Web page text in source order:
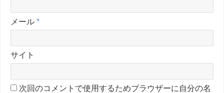
メール *
サイト
次回のコメントで使用するためブラウザーに自分の名